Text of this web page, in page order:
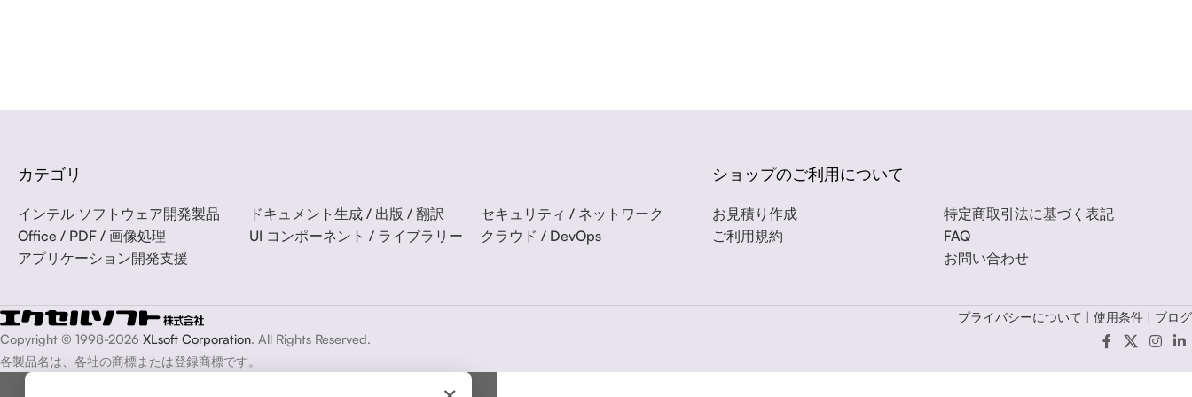
カテゴリ
インテル ソフトウェア開発製品
Office / PDF / 画像処理
アプリケーション開発支援
ドキュメント生成 / 出版 / 翻訳
UI コンポーネント / ライブラリー
セキュリティ / ネットワーク
クラウド / DevOps
ショップのご利用について
お見積り作成
ご利用規約
特定商取引法に基づく表記
FAQ
お問い合わせ
Copyright © 1998-2026 XLsoft Corporation. All Rights Reserved.
各製品名は、各社の商標または登録商標です。
プライバシーについて | 使用条件 | ブログ